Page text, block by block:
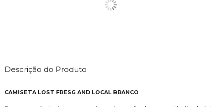
Descrição do Produto
CAMISETA LOST FRESG AND LOCAL BRANCO